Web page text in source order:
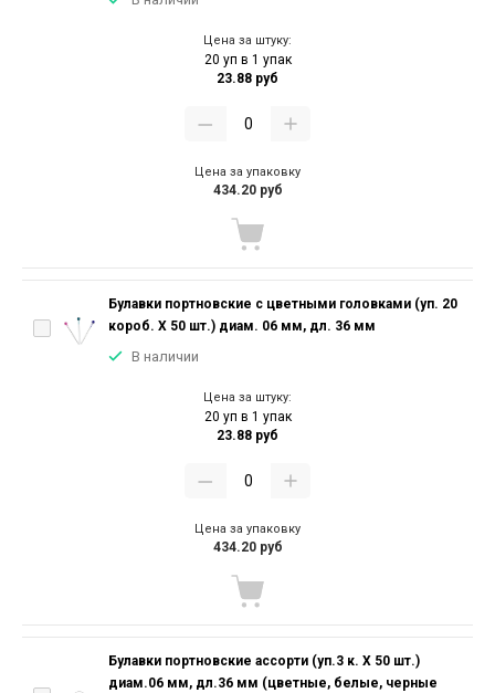
Цена за штуку:
20 уп в 1 упак
23.88 руб
Цена за упаковку
434.20 руб
Булавки портновские с цветными головками (уп. 20
короб. Х 50 шт.) диам. 06 мм, дл. 36 мм
В наличии
Цена за штуку:
20 уп в 1 упак
23.88 руб
Цена за упаковку
434.20 руб
Булавки портновские ассорти (уп.3 к. Х 50 шт.)
диам.06 мм, дл.36 мм (цветные, белые, черные